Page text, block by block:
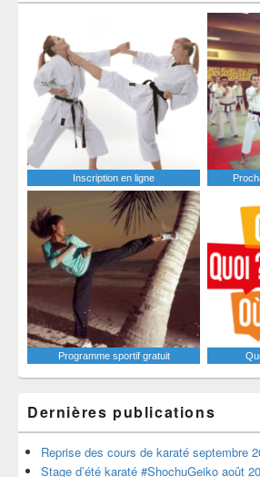
Inscription en ligne
Programme sportif gratuit
Dernières publications
Reprise des cours de karaté septembre
Stage d’été karaté #ShochuGeiko août